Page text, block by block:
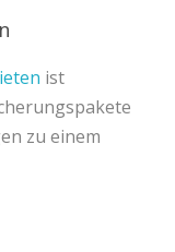
ist
zu einem